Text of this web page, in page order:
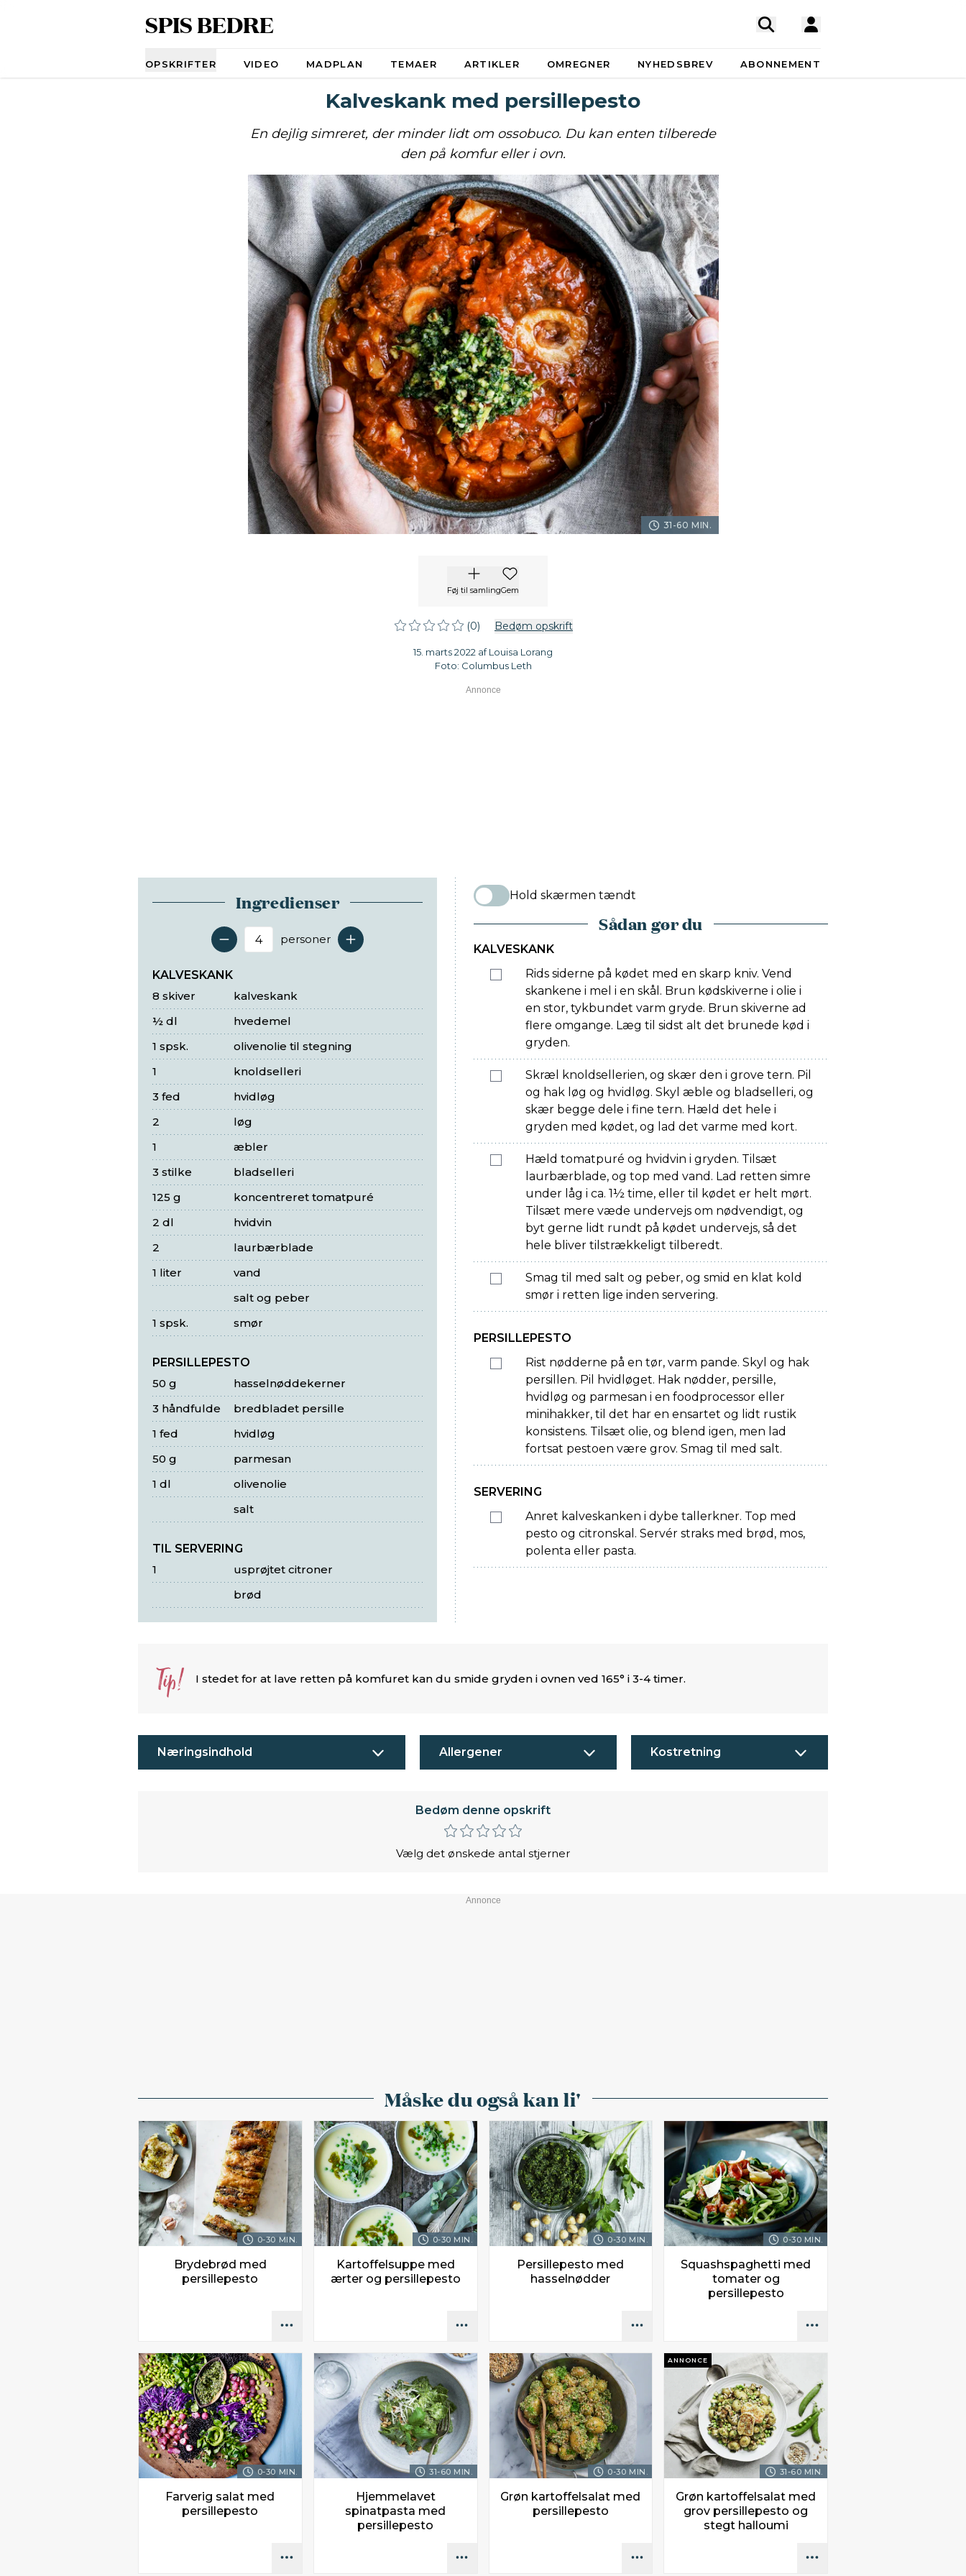
SPIS BEDRE
OPSKRIFTER VIDEO MADPLAN TEMAER ARTIKLER OMREGNER NYHEDSBREV ABONNEMENT
Kalveskank med persillepesto
En dejlig simreret, der minder lidt om ossobuco. Du kan enten tilberede
den på komfur eller i ovn.
31-60 MIN.
Føj til samlingGem
(0) Bedøm opskrift
15. marts 2022 af Louisa Lorang
Foto: Columbus Leth
Ingredienser
Antal serveringer
personer
KALVESKANK
kalveskank
8 skiver
hvedemel
½ dl
olivenolie til stegning
1 spsk.
knoldselleri
1
hvidløg
3 fed
løg
2
æbler
1
bladselleri
3 stilke
koncentreret tomatpuré
125 g
hvidvin
2 dl
laurbærblade
2
vand
1 liter
salt og peber
smør
1 spsk.
PERSILLEPESTO
hasselnøddekerner
50 g
bredbladet persille
3 håndfulde
hvidløg
1 fed
parmesan
50 g
olivenolie
1 dl
salt
TIL SERVERING
usprøjtet citroner
1
brød
Hold skærmen tændt
Sådan gør du
KALVESKANK
Rids siderne på kødet med en skarp kniv. Vend
skankene i mel i en skål. Brun kødskiverne i olie i
en stor, tykbundet varm gryde. Brun skiverne ad
flere omgange. Læg til sidst alt det brunede kød i
gryden.
Skræl knoldsellerien, og skær den i grove tern. Pil
og hak løg og hvidløg. Skyl æble og bladselleri, og
skær begge dele i fine tern. Hæld det hele i
gryden med kødet, og lad det varme med kort.
Hæld tomatpuré og hvidvin i gryden. Tilsæt
laurbærblade, og top med vand. Lad retten simre
under låg i ca. 1½ time, eller til kødet er helt mørt.
Tilsæt mere væde undervejs om nødvendigt, og
byt gerne lidt rundt på kødet undervejs, så det
hele bliver tilstrækkeligt tilberedt.
Smag til med salt og peber, og smid en klat kold
smør i retten lige inden servering.
PERSILLEPESTO
Rist nødderne på en tør, varm pande. Skyl og hak
persillen. Pil hvidløget. Hak nødder, persille,
hvidløg og parmesan i en foodprocessor eller
minihakker, til det har en ensartet og lidt rustik
konsistens. Tilsæt olie, og blend igen, men lad
fortsat pestoen være grov. Smag til med salt.
SERVERING
Anret kalveskanken i dybe tallerkner. Top med
pesto og citronskal. Servér straks med brød, mos,
polenta eller pasta.
Tip! I stedet for at lave retten på komfuret kan du smide gryden i ovnen ved 165° i 3-4 timer.
Næringsindhold Allergener Kostretning
Bedøm denne opskrift
Vælg det ønskede antal stjerner
Måske du også kan li'
0-30 MIN.
Brydebrød med
persillepesto
0-30 MIN.
Kartoffelsuppe med
ærter og persillepesto
0-30 MIN.
Persillepesto med
hasselnødder
0-30 MIN.
Squashspaghetti med
tomater og
persillepesto
0-30 MIN.
Farverig salat med
persillepesto
31-60 MIN.
Hjemmelavet
spinatpasta med
persillepesto
0-30 MIN.
Grøn kartoffelsalat med
persillepesto
31-60 MIN.
ANNONCE
Grøn kartoffelsalat med
grov persillepesto og
stegt halloumi